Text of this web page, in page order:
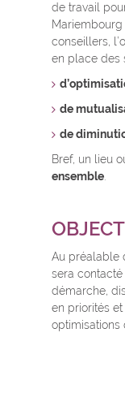
de travail
Mariembourg
conseillers,
en place des
de
de
Bref, un lieu
ensemble
Au préalable
sera
démarche,
en priorités
optimisations